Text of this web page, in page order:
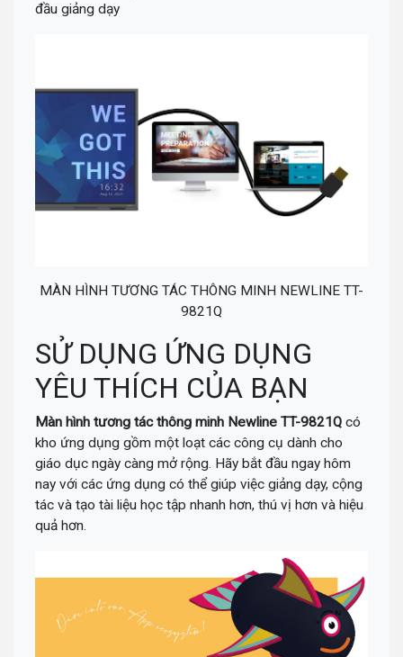
đầu giảng dạy
MÀN HÌNH TƯƠNG TÁC THÔNG MINH NEWLINE TT-
9821Q
SỬ DỤNG ỨNG DỤNG
YÊU THÍCH CỦA BẠN
Màn hình tương tác thông minh Newline TT-9821Q có
kho ứng dụng gồm một loạt các công cụ dành cho
giáo dục ngày càng mở rộng. Hãy bắt đầu ngay hôm
nay với các ứng dụng có thể giúp việc giảng dạy, cộng
tác và tạo tài liệu học tập nhanh hơn, thú vị hơn và hiệu
quả hơn.